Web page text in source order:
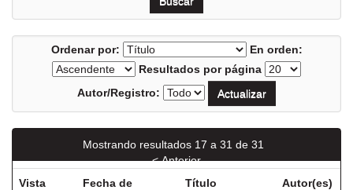
Ordenar por:
En orden:
Resultados por página
Autor/Registro:
Mostrando resultados 17 a 31 de 31
< Anterior
Vista
Fecha de
Título Autor(es)